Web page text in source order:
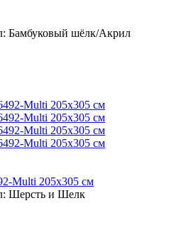
Бамбуковый шёлк/Акрил
Multi 205x305 см
Шерсть и Шелк